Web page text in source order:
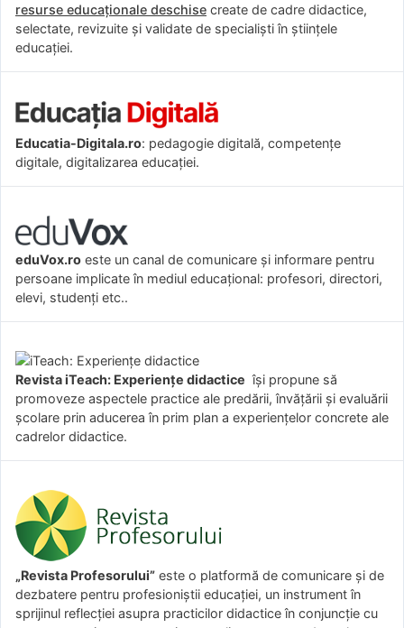
resurse educaționale deschise create de cadre didactice,
selectate, revizuite și validate de specialiști în științele
educației.
Educatia-Digitala.ro: pedagogie digitală, competențe
digitale, digitalizarea educației.
eduVox.ro este un canal de comunicare și informare pentru
persoane implicate în mediul educațional: profesori, directori,
elevi, studenți etc..
Revista iTeach: Experienţe didactice îşi propune să
promoveze aspectele practice ale predării, învăţării şi evaluării
şcolare prin aducerea în prim plan a experienţelor concrete ale
cadrelor didactice.
„Revista Profesorului” este o platformă de comunicare și de
dezbatere pentru profesioniștii educației, un instrument în
sprijinul reflecției asupra practicilor didactice în conjuncție cu